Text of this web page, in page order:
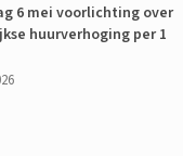
6 mei voorlichting over
huurverhoging per 1